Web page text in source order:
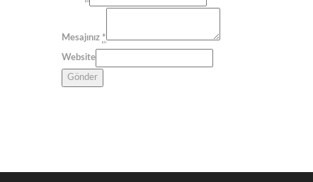
Mesajınız *
Website
Gönder